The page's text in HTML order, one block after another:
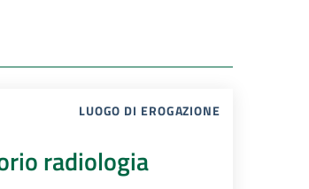
LUOGO DI EROGAZIONE
radiologia